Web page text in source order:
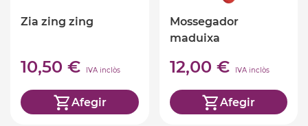
Zia zing zing
10,50 € IVA inclòs
Afegir
Mossegador
maduixa
12,00 € IVA inclòs
Afegir